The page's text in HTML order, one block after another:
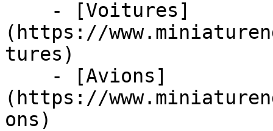
(https://
tures)
(https://
ons)